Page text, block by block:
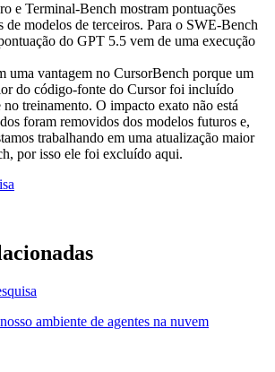
e Terminal-Bench mostram pontuações
de modelos de terceiros. Para o SWE-Bench
do GPT 5.5 vem de uma execução
uma vantagem no CursorBench porque um
do código-fonte do Cursor foi incluído
no treinamento. O impacto exato não está
foram removidos dos modelos futuros e,
trabalhando em uma atualização maior
por isso ele foi excluído aqui.
ambiente de agentes na nuvem